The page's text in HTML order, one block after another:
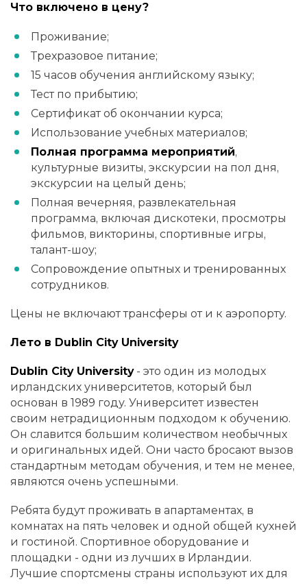
Что включено в цену?
Проживание;
Трехразовое питание;
15 часов обучения английскому языку;
Тест по прибытию;
Сертификат об окончании курса;
Использование учебных материалов;
Полная программа мероприятий,
культурные визиты, экскурсии на пол дня,
экскурсии на целый день;
Полная вечерняя, развлекательная
программа, включая дискотеки, просмотры
фильмов, викторины, спортивные игры,
талант-шоу;
Сопровождение опытных и тренированных
сотрудников.
Цены не включают трансферы от и к аэропорту.
Лето в Dublin City University
Dublin City University- это один из молодых
ирландских университетов, который был
основан в 1989 году. Университет известен
своим нетрадиционным подходом к обучению.
Он славится большим количеством необычных
и оригинальных идей. Они часто бросают вызов
стандартным методам обучения, и тем не менее,
являются очень успешными.
Ребята будут проживать в апартаментах, в
комнатах на пять человек и одной общей кухней
и гостиной. Спортивное оборудование и
площадки - одни из лучших в Ирландии.
Лучшие спортсмены страны используют их для